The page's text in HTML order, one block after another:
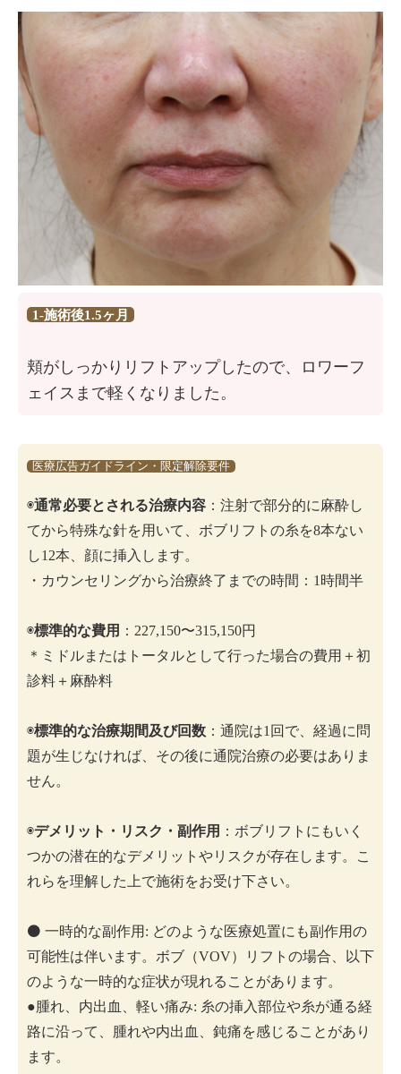
1-施術後1.5ヶ月
頬がしっかりリフトアップしたので、ロワーフ
ェイスまで軽くなりました。
医療広告ガイドライン・限定解除要件
◉通常必要とされる治療内容 ：注射で部分的に麻酔し
てから特殊な針を用いて、ボブリフトの糸を8本ない
し12本、顔に挿入します。
・カウンセリングから治療終了までの時間：1時間半
◉標準的な費用 ：227,150〜315,150円
＊ミドルまたはトータルとして行った場合の費用＋初
診料＋麻酔料
◉標準的な治療期間及び回数 ：通院は1回で、経過に問
題が生じなければ、その後に通院治療の必要はありま
せん。
◉デメリット・リスク・副作用 ：ボブリフトにもいく
つかの潜在的なデメリットやリスクが存在します。こ
れらを理解した上で施術をお受け下さい。
⚫️ 一時的な副作用: どのような医療処置にも副作用の
可能性は伴います。ボブ（VOV）リフトの場合、以下
のような一時的な症状が現れることがあります。
●腫れ、内出血、軽い痛み: 糸の挿入部位や糸が通る経
路に沿って、腫れや内出血、鈍痛を感じることがあり
ます。